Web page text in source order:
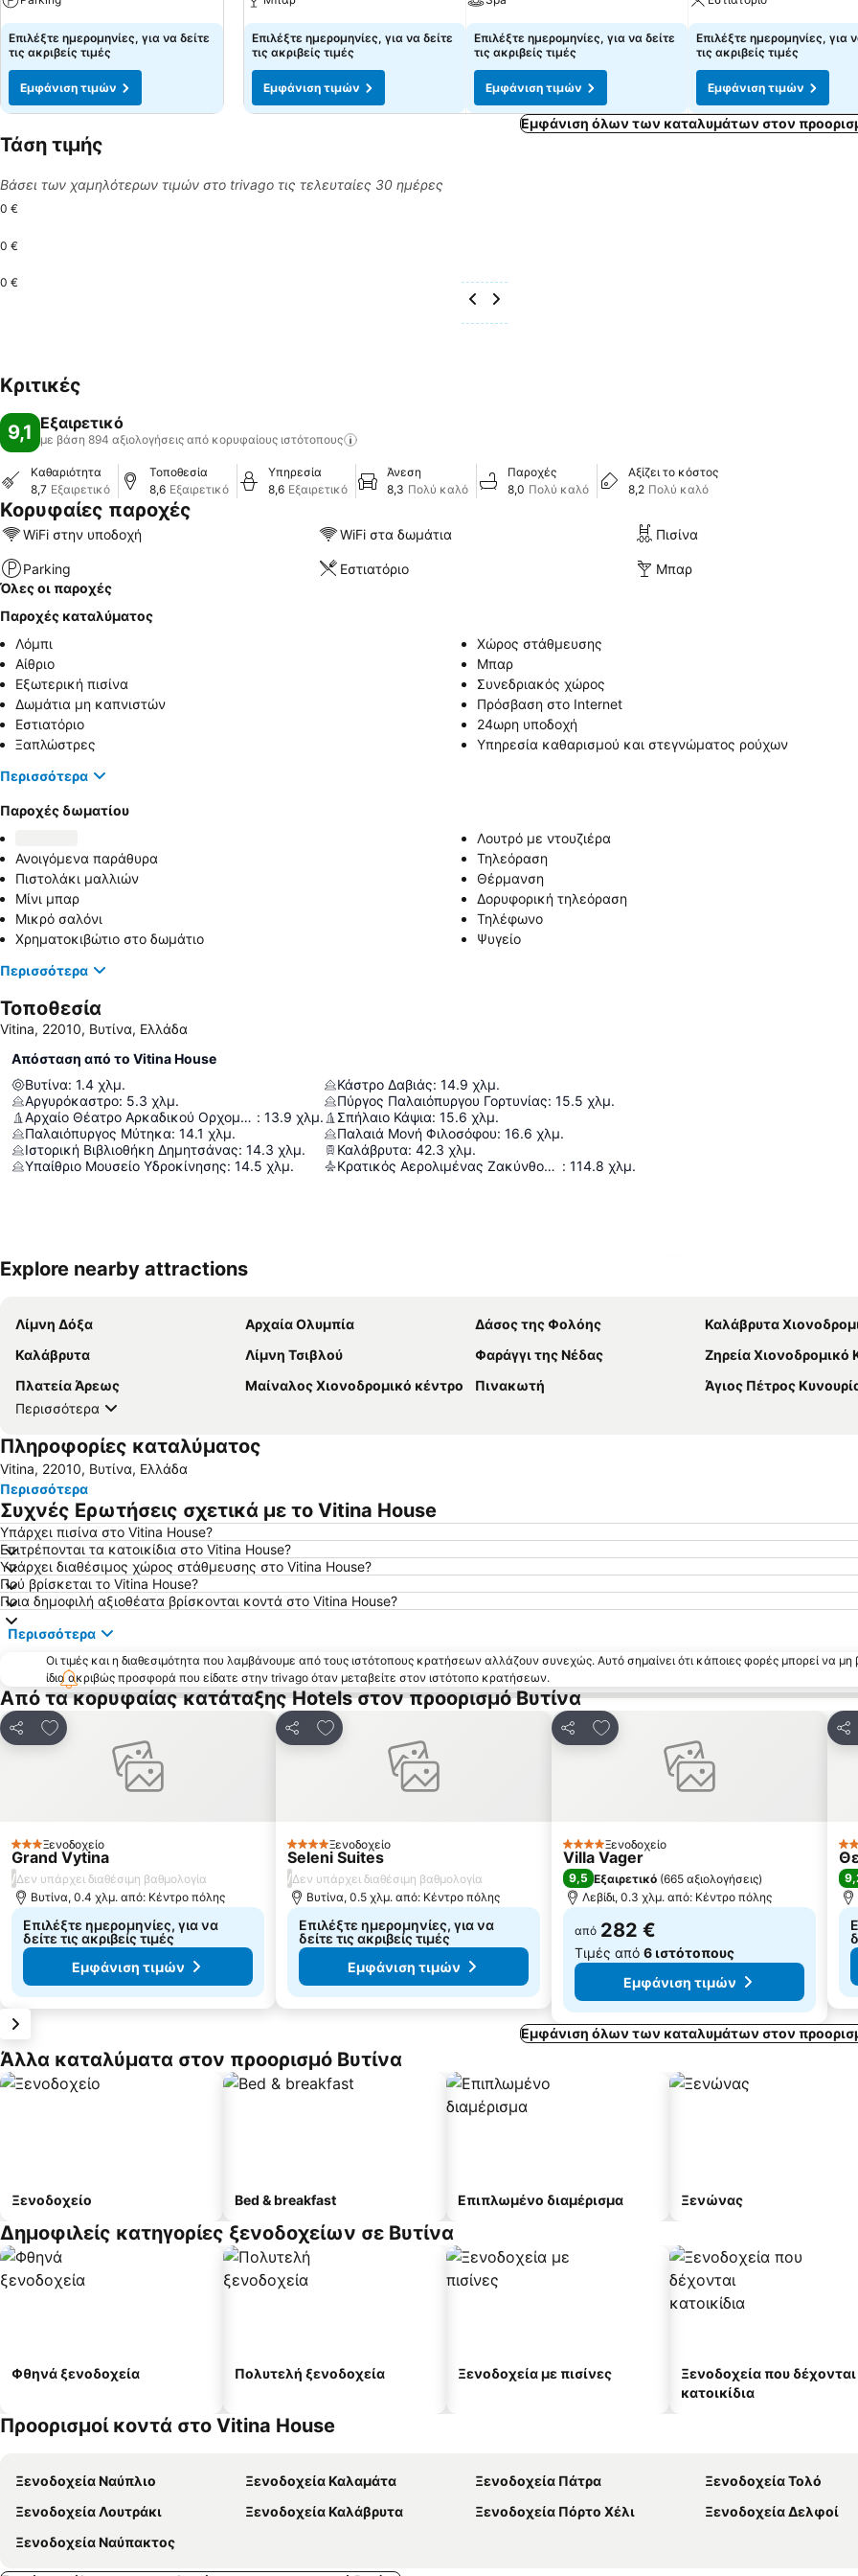
Επιλέξτε ημερομηνίες, για να δείτε
τις ακριβείς τιμές
Εμφάνιση τιμών
Επιλέξτε ημερομηνίες, για να δείτε
τις ακριβείς τιμές
Εμφάνιση τιμών
Επιλέξτε ημερομηνίες, για να δείτε
τις ακριβείς τιμές
Εμφάνιση τιμών
Επιλέξτε ημερομηνίες, για
τις ακριβείς τιμές
Εμφάνιση τιμών
Εμφάνιση όλων των καταλυμάτων στον
Τάση τιμής
Βάσει των χαμηλότερων τιμών στο trivago τις τελευταίες 30 ημέρες
0 €
0 €
0 €
Κριτικές
9,1 Εξαιρετικό
με βάση 894 αξιολογήσεις από κορυφαίους ιστότοπους
Καθαριότητα
8,7 Εξαιρετικό
Τοποθεσία
8,6 Εξαιρετικό
Υπηρεσία
8,6 Εξαιρετικό
Άνεση
8,3 Πολύ καλό
Παροχές
8,0 Πολύ καλό
Αξίζει το κόστος
8,2 Πολύ καλό
Κορυφαίες παροχές
WiFi στην υποδοχή WiFi στα δωμάτια Πισίνα
Parking Εστιατόριο
Μπαρ
Όλες οι παροχές
Παροχές καταλύματος
Λόμπι
Χώρος στάθμευσης
Αίθριο
Μπαρ
Εξωτερική πισίνα
Συνεδριακός χώρος
Δωμάτια μη καπνιστών
Πρόσβαση στο Internet
Εστιατόριο
24ωρη υποδοχή
Ξαπλώστρες
Υπηρεσία καθαρισμού και στεγνώματος ρούχων
Περισσότερα
Παροχές δωματίου
Λουτρό με ντουζιέρα
Ανοιγόμενα παράθυρα
Τηλεόραση
Πιστολάκι μαλλιών
Θέρμανση
Μίνι μπαρ
Δορυφορική τηλεόραση
Μικρό σαλόνι
Τηλέφωνο
Χρηματοκιβώτιο στο δωμάτιο
Ψυγείο
Περισσότερα
Τοποθεσία
Vitina, 22010, Βυτίνα, Ελλάδα
Απόσταση από το Vitina House
Βυτίνα: 1.4 χλμ.
Αργυρόκαστρο: 5.3 χλμ.
Αρχαίο Θέατρο Αρκαδικού Ορχομενού : 13.9 χλμ.
Παλαιόπυργος Μύτηκα: 14.1 χλμ.
Ιστορική Βιβλιοθήκη Δημητσάνας: 14.3 χλμ.
Υπαίθριο Μουσείο Υδροκίνησης: 14.5 χλμ.
Κάστρο Δαβιάς: 14.9 χλμ.
Πύργος Παλαιόπυργου Γορτυνίας: 15.5 χλμ.
Σπήλαιο Κάψια: 15.6 χλμ.
Παλαιά Μονή Φιλοσόφου: 16.6 χλμ.
Καλάβρυτα: 42.3 χλμ.
Κρατικός Αερολιμένας Ζακύνθου «Διονύσιος Σολωμός» : 114.8 χλμ.
Explore nearby attractions
Λίμνη Δόξα Αρχαία Ολυμπία Δάσος της Φολόης
Καλάβρυτα
Καλάβρυτα
Λίμνη Τσιβλού Φαράγγι της Νέδας
Ζηρεία Χιονοδρομικό
Πλατεία Άρεως
Μαίναλος Χιονοδρομικό κέντρο Πινακωτή
Άγιος Πέτρος
Περισσότερα
Πληροφορίες καταλύματος
Vitina, 22010, Βυτίνα, Ελλάδα
Περισσότερα
Συχνές Ερωτήσεις σχετικά με το Vitina House
Υπάρχει πισίνα στο Vitina House?
Επιτρέπονται τα κατοικίδια στο Vitina House?
Υπάρχει διαθέσιμος χώρος στάθμευσης στο Vitina House?
Πού βρίσκεται το Vitina House?
Ποια δημοφιλή αξιοθέατα βρίσκονται κοντά στο Vitina House?
Περισσότερα
Οι τιμές και η διαθεσιμότητα που λαμβάνουμε από τους ιστότοπους κρατήσεων αλλάζουν συνεχώς. Αυτό σημαίνει ότι κάποιες φορές μπορεί να μη
ίδια ακριβώς προσφορά που είδατε στην trivago όταν μεταβείτε στον ιστότοπο κρατήσεων.
Από τα κορυφαίας κατάταξης Hotels στον προορισμό Βυτίνα
Κοινοποίηση
Προσθήκη στα αγαπημένα
3 ΑστέριαΞενοδοχείο
Grand Vytina
/Δεν υπάρχει διαθέσιμη βαθμολογία
Βυτίνα, 0.4 χλμ. από: Κέντρο πόλης
Επιλέξτε ημερομηνίες, για να
δείτε τις ακριβείς τιμές
Εμφάνιση τιμών
Κοινοποίηση
Προσθήκη στα αγαπημένα
4 ΑστέριαΞενοδοχείο
Seleni Suites
/Δεν υπάρχει διαθέσιμη βαθμολογία
Βυτίνα, 0.5 χλμ. από: Κέντρο πόλης
Επιλέξτε ημερομηνίες, για να
δείτε τις ακριβείς τιμές
Εμφάνιση τιμών
Κοινοποίηση
Προσθήκη στα αγαπημένα
4 ΑστέριαΞενοδοχείο
Villa Vager
9,5 Εξαιρετικό (665 αξιολογήσεις)
Λεβίδι, 0.3 χλμ. από: Κέντρο πόλης
από 282 €
Τιμές από 6 ιστότοπους
Εμφάνιση τιμών
3
Εμφάνιση όλων των καταλυμάτων στον
Άλλα καταλύματα στον προορισμό Βυτίνα
Ξενοδοχείο Bed & breakfast Επιπλωμένο διαμέρισμα Ξενώνας
Δημοφιλείς κατηγορίες ξενοδοχείων σε Βυτίνα
Φθηνά ξενοδοχεία Πολυτελή ξενοδοχεία Ξενοδοχεία με πισίνες
Ξενοδοχεία που δέχονται
κατοικίδια
Προορισμοί κοντά στο Vitina House
Ξενοδοχεία Ναύπλιο Ξενοδοχεία Καλαμάτα Ξενοδοχεία Πάτρα
Ξενοδοχεία Τολό
Ξενοδοχεία Λουτράκι
Ξενοδοχεία Καλάβρυτα Ξενοδοχεία Πόρτο Χέλι
Ξενοδοχεία Δελφοί
Ξενοδοχεία Ναύπακτος